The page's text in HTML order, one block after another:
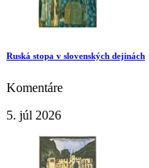
Ruská stopa v slovenských dejinách
Komentáre
5. júl 2026